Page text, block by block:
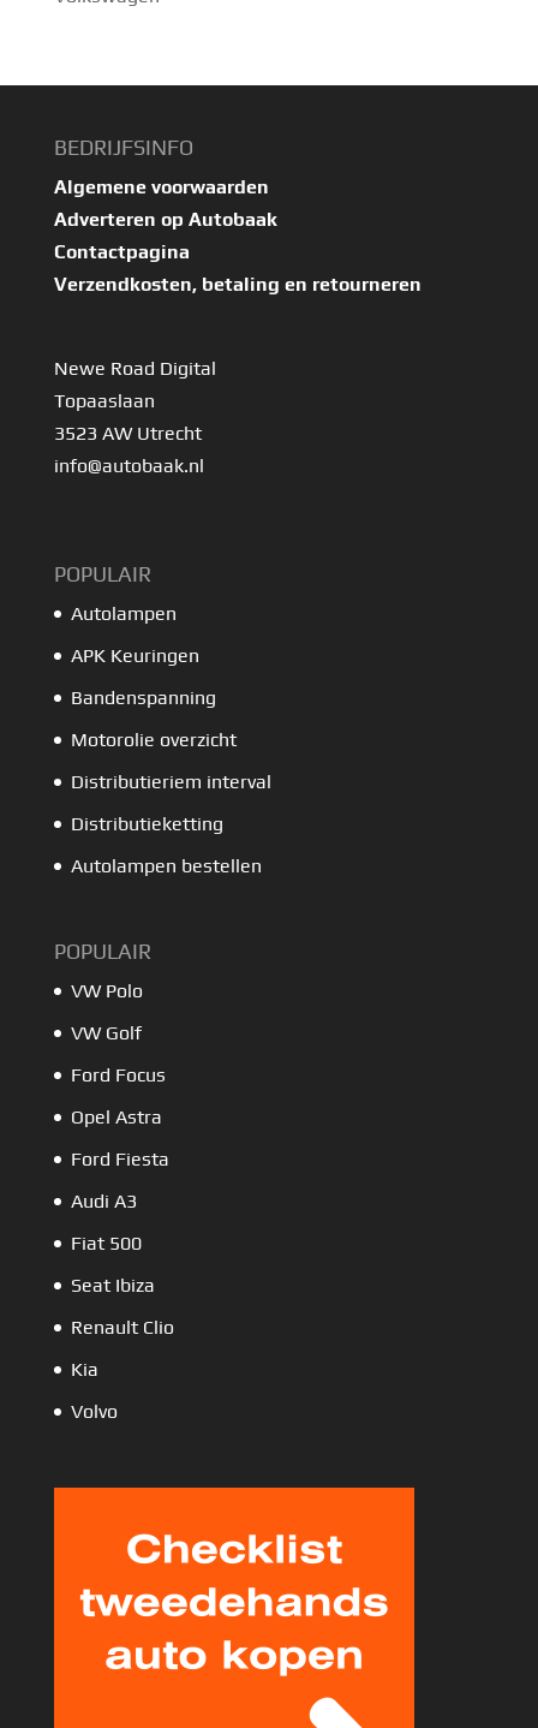
BEDRIJFSINFO
Algemene voorwaarden
Adverteren op Autobaak
Contactpagina
Verzendkosten, betaling en retourneren
Newe Road Digital
Topaaslaan
3523 AW Utrecht
info@autobaak.nl
POPULAIR
Autolampen
APK Keuringen
Bandenspanning
Motorolie overzicht
Distributieriem interval
Distributieketting
Autolampen bestellen
POPULAIR
VW Polo
VW Golf
Ford Focus
Opel Astra
Ford Fiesta
Audi A3
Fiat 500
Seat Ibiza
Renault Clio
Kia
Volvo